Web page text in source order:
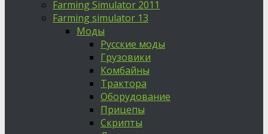
Farming Simulator 2011
Farming simulator 13
Моды
Русские моды
Грузовики
Комбайны
Трактора
Оборудование
Прицепы
Скрипты